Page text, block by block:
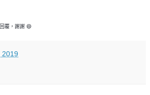
覆，謝謝 😄
2019